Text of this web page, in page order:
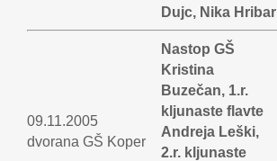
Dujc, Nika Hribar
09.11.2005
dvorana GŠ Koper
Nastop GŠ
Kristina
Buzečan, 1.r.
kljunaste flavte
Andreja Leški,
2.r. kljunaste